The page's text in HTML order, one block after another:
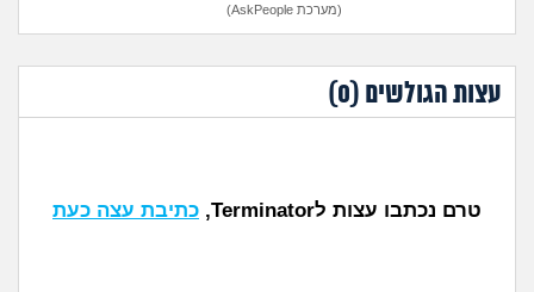
(מערכת AskPeople)
עצות הגולשים (0
)
טרם נכתבו עצות לTerminator, כתיבת עצה כעת